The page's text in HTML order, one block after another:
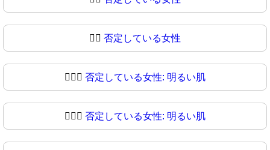
🙍‍♀ 否定している女性
🙍🏻‍♀️ 否定している女性: 明るい肌
🙍🏻‍♀ 否定している女性: 明るい肌